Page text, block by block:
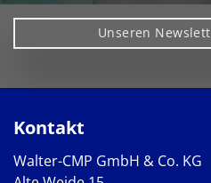
Unseren
Kontakt
Walter-CMP GmbH & Co. KG